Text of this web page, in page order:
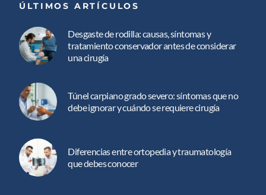
ÚLTIMOS ARTÍCULOS
Desgaste de rodilla: causas, síntomas y
tratamiento conservador antes de considerar
una cirugía
Túnel carpiano grado severo: síntomas que no
debe ignorar y cuándo se requiere cirugía
Diferencias entre ortopedia y traumatología
que debes conocer